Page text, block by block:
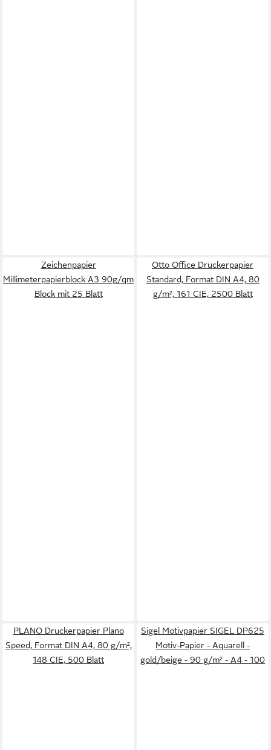
Zeichenpapier
Millimeterpapierblock A3 90g/qm
Block mit 25 Blatt
Otto Office Druckerpapier
Standard, Format DIN A4, 80
g/m², 161 CIE, 2500 Blatt
PLANO Druckerpapier Plano
Speed, Format DIN A4, 80 g/m²,
148 CIE, 500 Blatt
Sigel Motivpapier SIGEL DP625
Motiv-Papier - Aquarell -
gold/beige - 90 g/m² - A4 - 100